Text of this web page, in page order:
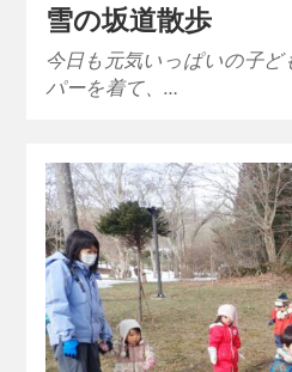
雪の坂道散歩
今日も元気いっぱいの子
パーを着て、…